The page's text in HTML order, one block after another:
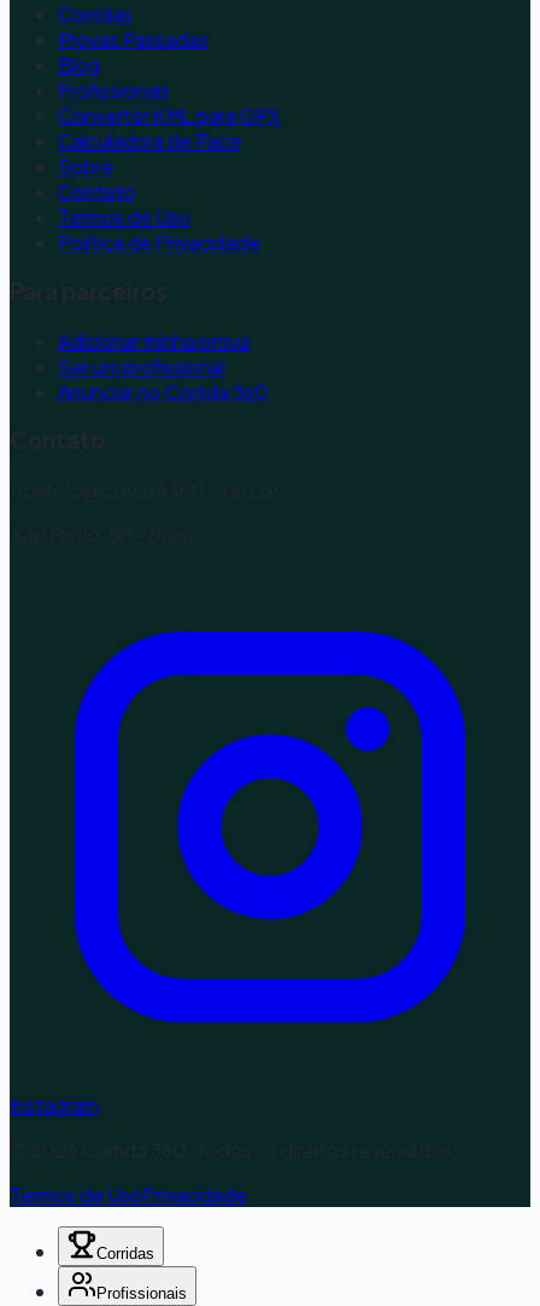
Corridas
Provas Passadas
Blog
Profissionais
Converter KML para GPX
Calculadora de Pace
Sobre
Contato
Termos de Uso
Política de Privacidade
Para parceiros
Adicionar minha prova
Ser um profissional
Anunciar no Corrida 360
Contato
contato@corrida360.com.br
São Paulo, SP - Brasil
Instagram
© 2026 Corrida 360. Todos os direitos reservados.
Termos de UsoPrivacidade
Corridas
Profissionais